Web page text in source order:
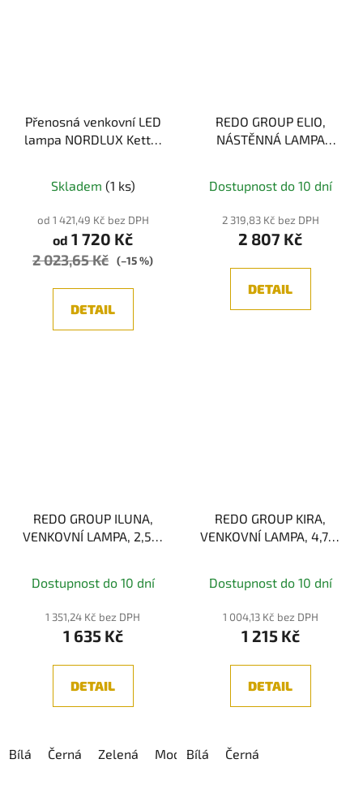
Přenosná venkovní LED
lampa NORDLUX Kettle
Skladem (1 ks)
od 1 421,49 Kč bez DPH
od 1 720 Kč
2 023,65 Kč (–15 %)
DETAIL
REDO GROUP ELIO,
NÁSTĚNNÁ LAMPA
Dostupnost do 10 dní
2 319,83 Kč bez DPH
2 807 Kč
DETAIL
REDO GROUP ILUNA,
VENKOVNÍ LAMPA, 2,5W
Dostupnost do 10 dní
1 351,24 Kč bez DPH
1 635 Kč
DETAIL
Bílá Černá Zelená Modrá Červená
REDO GROUP KIRA,
VENKOVNÍ LAMPA, 4,7W
Dostupnost do 10 dní
1 004,13 Kč bez DPH
1 215 Kč
DETAIL
Bílá Černá